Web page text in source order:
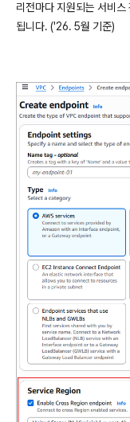
리전마다 지원되는 서비
됩니다. ('26. 5월 기준)